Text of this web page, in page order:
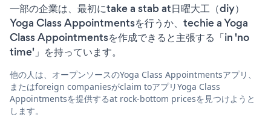
一部の企業は、最初にtake a stab at日曜大工（diy）
Yoga Class Appointmentsを行うか、techie a Yoga
Class Appointmentsを作成できると主張する「in 'no
time'」を持っています。
他の人は、オープンソースのYoga Class Appointmentsアプリ、
またはforeign companiesがclaim toアプリYoga Class
Appointmentsを提供するat rock-bottom pricesを見つけようと
します。